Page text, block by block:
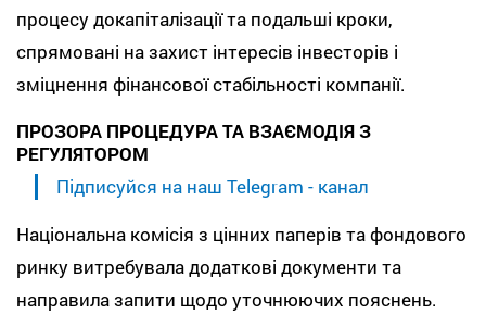
процесу докапіталізації та подальші кроки,
спрямовані на захист інтересів інвесторів і
зміцнення фінансової стабільності компанії.
ПРОЗОРА ПРОЦЕДУРА ТА ВЗАЄМОДІЯ З
РЕГУЛЯТОРОМ
Підписуйся на наш Telegram - канал
Національна комісія з цінних паперів та фондового
ринку витребувала додаткові документи та
направила запити щодо уточнюючих пояснень.